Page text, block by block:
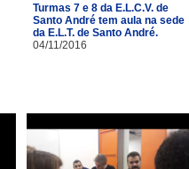
Turmas 7 e 8 da E.L.C.V. de
Santo André tem aula na sede
da E.L.T. de Santo André.
04/11/2016